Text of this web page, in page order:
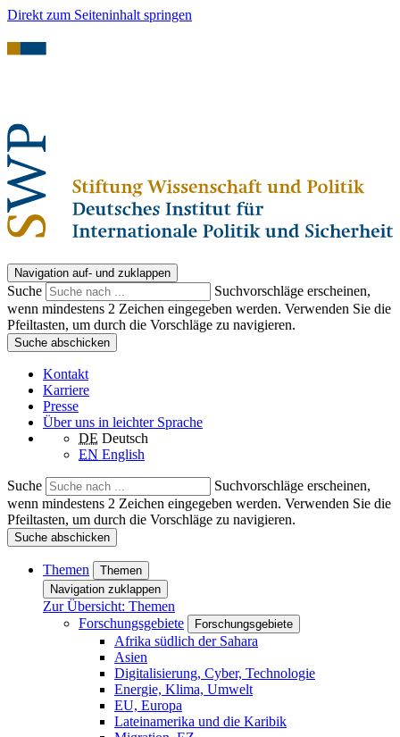
Direkt zum Seiteninhalt springen
Navigation auf- und zuklappen
Suche
Suchvorschläge erscheinen,
wenn mindestens 2 Zeichen eingegeben werden. Verwenden Sie die
Pfeiltasten, um durch die Vorschläge zu navigieren.
Suche abschicken
Kontakt
Karriere
Presse
Über uns in leichter Sprache
DE Deutsch
EN English
Suche
Suchvorschläge erscheinen,
wenn mindestens 2 Zeichen eingegeben werden. Verwenden Sie die
Pfeiltasten, um durch die Vorschläge zu navigieren.
Suche abschicken
Themen
Themen
Navigation zuklappen
Zur Übersicht: Themen
Forschungsgebiete
Forschungsgebiete
Afrika südlich der Sahara
Asien
Digitalisierung, Cyber, Technologie
Energie, Klima, Umwelt
EU, Europa
Lateinamerika und die Karibik